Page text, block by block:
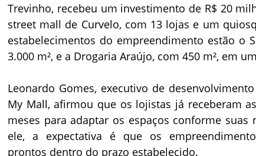
Trevinho, recebeu um investimento de R$ 20
street mall de Curvelo, com 13 lojas e um
estabelecimentos do empreendimento estão o
3.000 m², e a Drogaria Araújo, com 450 m², em
Leonardo Gomes, executivo de
My Mall, afirmou que os lojistas já receberam
meses para adaptar os espaços conforme suas
ele, a expectativa é que os
prontos dentro do prazo estabelecido.